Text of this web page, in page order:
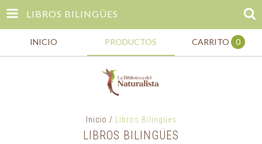
LIBROS BILINGÜES
INICIO PRODUCTOS CARRITO 0
Inicio / Libros Bilingües
LIBROS BILINGÜES